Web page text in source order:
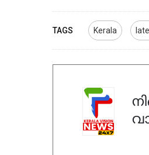
TAGS Kerala